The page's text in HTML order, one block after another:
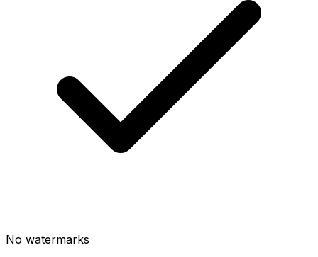
No watermarks